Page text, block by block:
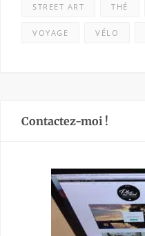
STREET ART THÉ
VOYAGE VÉLO
Contactez-moi !